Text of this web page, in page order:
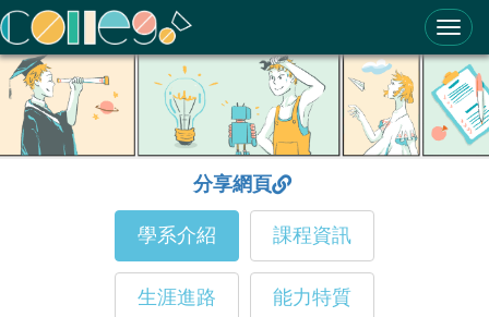
ColleGo! 大學選才與高中育才輔助系統
分享網頁
學系介紹 課程資訊
生涯進路 能力特質